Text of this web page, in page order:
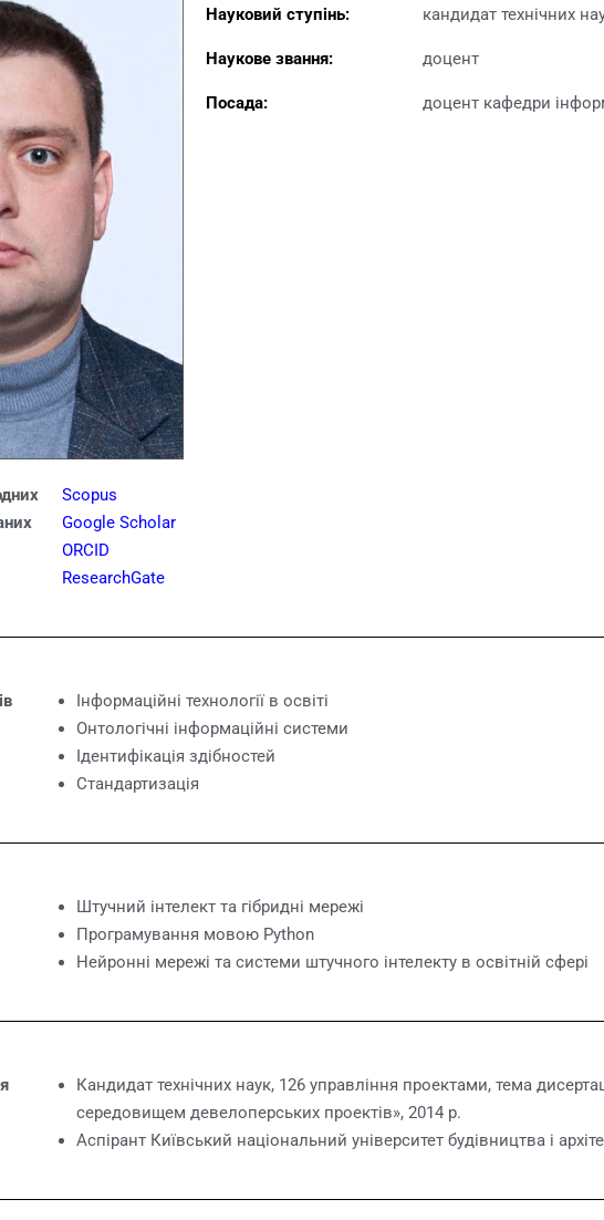
Науковий ступінь:
Наукове звання:
Посада:
кандидат технічних
доцент
доцент кафедри
Scopus
Google Scholar
ORCID
ResearchGate
Інформаційні технології в освіті
Онтологічні інформаційні системи
Ідентифікація здібностей
Стандартизація
Штучний інтелект та гібридні мережі
Програмування мовою Python
Нейронні мережі та системи штучного інтелекту в освітній сфері
Кандидат технічних наук, 126 управління проектами, тема
середовищем девелоперських проектів», 2014 р.
Аспірант Київський національний університет будівництва і